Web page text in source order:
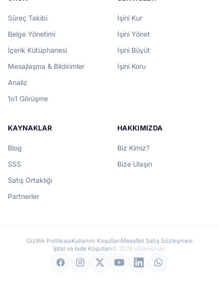
Süreç Takibi
Belge Yönetimi
İçerik Kütüphanesi
Mesajlaşma & Bildirimler
Analiz
1o1 Görüşme
İşini Kur
İşini Yönet
İşini Büyüt
İşini Koru
KAYNAKLAR
Blog
SSS
Satış Ortaklığı
Partnerler
HAKKIMIZDA
Biz Kimiz?
Bize Ulaşın
Gizlilik PolitikasıKullanım KoşullarıMesafeli Satış Sözleşmesi
İptal ve İade Koşulları© 2026 eDanışman